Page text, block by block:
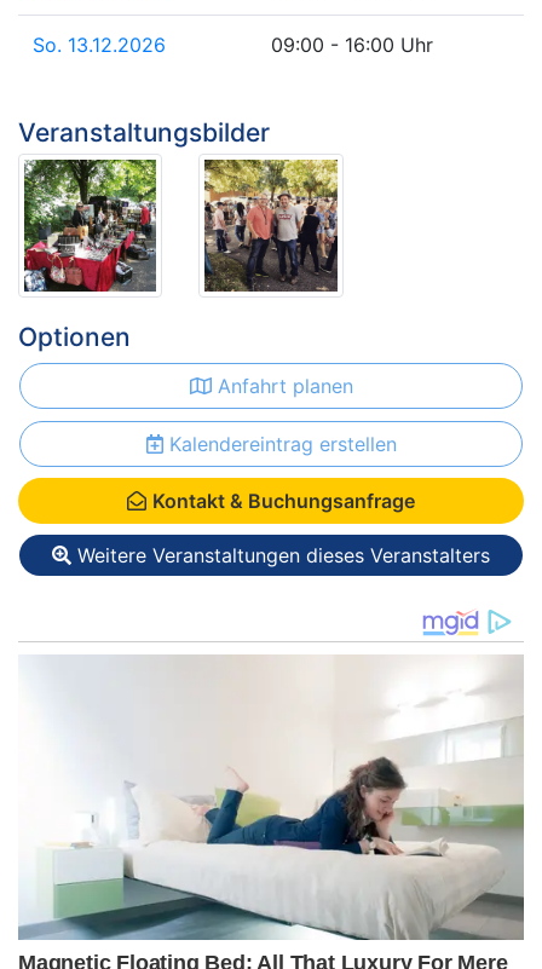
So. 13.12.2026 09:00 - 16:00 Uhr
Veranstaltungsbilder
Optionen
Anfahrt planen
Kalendereintrag erstellen
Kontakt & Buchungsanfrage
Weitere Veranstaltungen dieses Veranstalters